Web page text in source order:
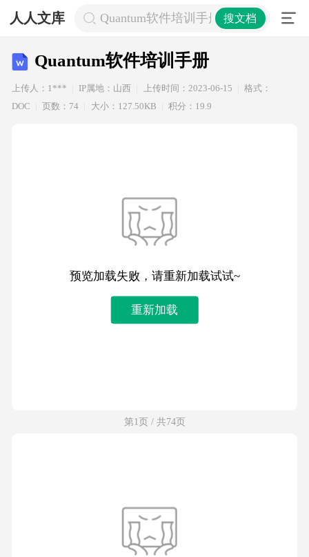
人人文库 Quantum软件培训手册 搜文档
Quantum软件培训手册
上传人：1*** IP属地：山西 上传时间：2023-06-15
格式：
DOC
页数：74 大小：127.50KB 积分：19.9
预览加载失败，请重新加载试试~
重新加载
第1页 / 共74页